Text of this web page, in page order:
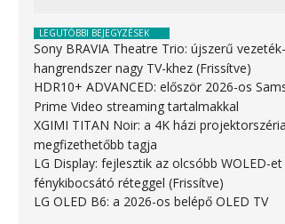
LEGUTÓBBI BEJEGYZÉSEK
Sony BRAVIA Theatre Trio: újszerű
hangrendszer nagy TV-khez (Frissítve)
HDR10+ ADVANCED: először 2026-os
Prime Video streaming tartalmakkal
XGIMI TITAN Noir: a 4K házi projektorszéria
megfizethetőbb tagja
LG Display: fejlesztik az olcsóbb WOLED-
fénykibocsátó réteggel (Frissítve)
LG OLED B6: a 2026-os belépő OLED TV